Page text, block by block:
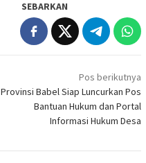
SEBARKAN
Pos berikutnya
Provinsi Babel Siap Luncurkan Pos
Bantuan Hukum dan Portal
Informasi Hukum Desa